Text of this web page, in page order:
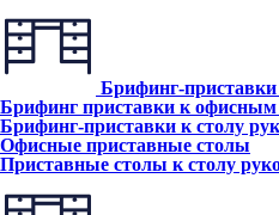
Брифинг-
Брифинг приставки к офисным
Брифинг-приставки к столу
Офисные приставные столы
Приставные столы к столу